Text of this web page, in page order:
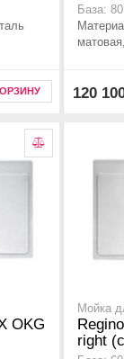
База:
120
OKG
Мойка
right